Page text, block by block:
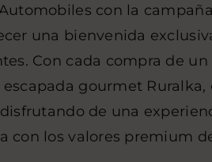
con la campaña
una bienvenida
Con cada compra de un
gourmet Ruralka,
de una
con los valores premium